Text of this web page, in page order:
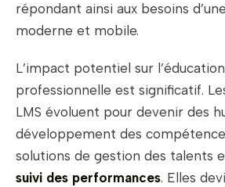
répondant ainsi aux besoins
moderne et mobile.
L’impact potentiel sur
professionnelle est significatif.
LMS évoluent pour devenir des
développement des
solutions de gestion des talents
suivi des performances. Elles